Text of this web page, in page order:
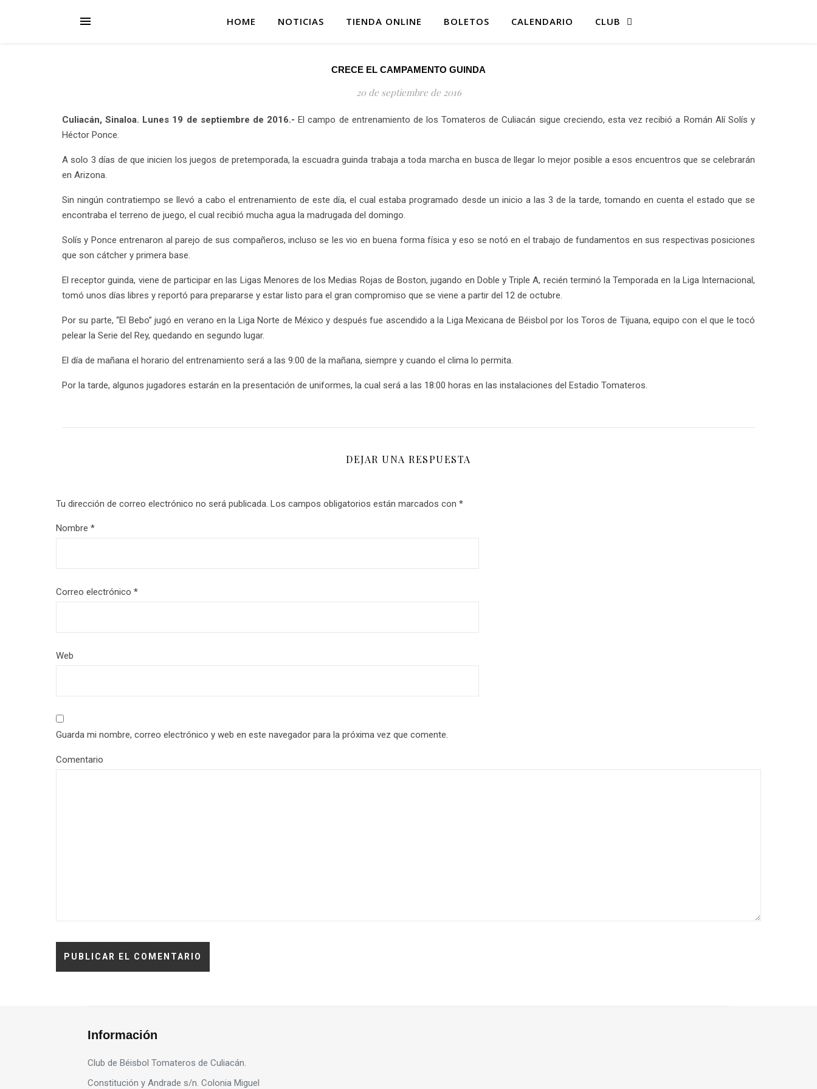
HOME NOTICIAS TIENDA ONLINE BOLETOS CALENDARIO CLUB
CRECE EL CAMPAMENTO GUINDA
20 de septiembre de 2016
Culiacán, Sinaloa. Lunes 19 de septiembre de 2016.-El campo de entrenamiento de los Tomateros de Culiacán sigue creciendo, esta vez recibió a Román Alí Solís y
Héctor Ponce.
A solo 3 días de que inicien los juegos de pretemporada, la escuadra guinda trabaja a toda marcha en busca de llegar lo mejor posible a esos encuentros que se celebrarán
en Arizona.
Sin ningún contratiempo se llevó a cabo el entrenamiento de este día, el cual estaba programado desde un inicio a las 3 de la tarde, tomando en cuenta el estado que se
encontraba el terreno de juego, el cual recibió mucha agua la madrugada del domingo.
Solís y Ponce entrenaron al parejo de sus compañeros, incluso se les vio en buena forma física y eso se notó en el trabajo de fundamentos en sus respectivas posiciones
que son cátcher y primera base.
El receptor guinda, viene de participar en las Ligas Menores de los Medias Rojas de Boston, jugando en Doble y Triple A, recién terminó la Temporada en la Liga Internacional,
tomó unos días libres y reportó para prepararse y estar listo para el gran compromiso que se viene a partir del 12 de octubre.
Por su parte, “El Bebo” jugó en verano en la Liga Norte de México y después fue ascendido a la Liga Mexicana de Béisbol por los Toros de Tijuana, equipo con el que le tocó
pelear la Serie del Rey, quedando en segundo lugar.
El día de mañana el horario del entrenamiento será a las 9:00 de la mañana, siempre y cuando el clima lo permita.
Por la tarde, algunos jugadores estarán en la presentación de uniformes, la cual será a las 18:00 horas en las instalaciones del Estadio Tomateros.
DEJAR UNA RESPUESTA
Tu dirección de correo electrónico no será publicada. Los campos obligatorios están marcados con *
Nombre *
Correo electrónico *
Web
Guarda mi nombre, correo electrónico y web en este navegador para la próxima vez que comente.
Comentario
Información
Club de Béisbol Tomateros de Culiacán.
Constitución y Andrade s/n. Colonia Miguel